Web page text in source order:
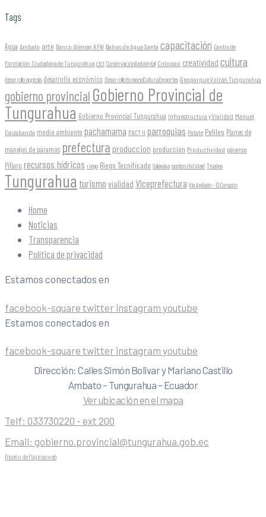
Tags
Agua Ambato arte Banco Alemán KFW Baños de Agua Santa capacitación Centro de
Formación Ciudadana de Tungurahua cfct ConservaciónAmbiental Cotopaxi creatividad cultura
desarrollo agrícola desarrollo económico DesarrolloHumanoCulturaDeportes Geoparque Volcán Tungurahua
gobierno provincial Gobierno Provincial de
Tungurahua Gobierno Provincial Tungurahua Infraestructura y Vialidad Manuel
Caizabanda medio ambiente pachamama PACT II parroquias Patate Pelileo Planes de
manejos de páramos prefectura produccion producción Productividad páramos
Píllaro recursos hídricos riego Riego Tecnificado Salasaka sostenibilidad Tisaleo
Tungurahua turismo vialidad Viceprefectura Vía Ambato - El Corazón
Home
Noticias
Transparencia
Política de privacidad
Estamos conectados en
facebook-square twitter instagram youtube
Estamos conectados en
facebook-square twitter instagram youtube
Dirección: Calles Simón Bolivar y Mariano Castillo
Ambato – Tungurahua – Ecuador
Ver ubicación en el mapa
Telf: 033730220 - ext 200
Email: gobierno.provincial@tungurahua.gob.ec
Diseño de Páginas web